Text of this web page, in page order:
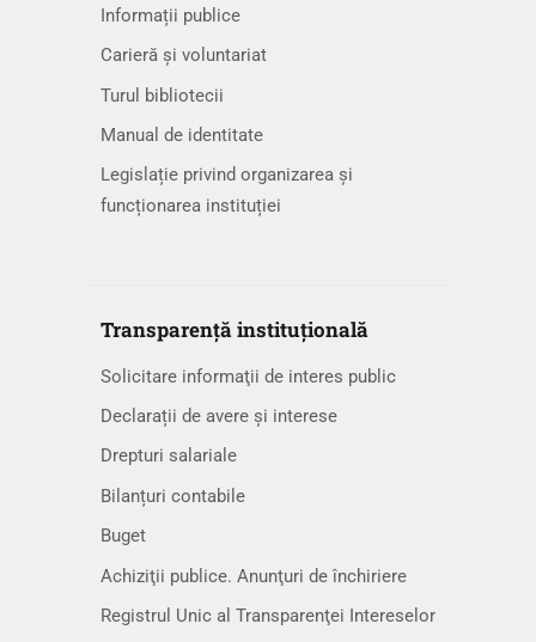
Informații publice
Carieră și voluntariat
Turul bibliotecii
Manual de identitate
Legislație privind organizarea și
funcționarea instituției
Transparență instituțională
Solicitare informaţii de interes public
Declarații de avere și interese
Drepturi salariale
Bilanțuri contabile
Buget
Achiziţii publice. Anunţuri de închiriere
Registrul Unic al Transparenţei Intereselor